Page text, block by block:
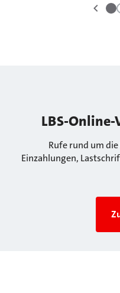
LBS-
Rufe rund um
Einzahlungen,